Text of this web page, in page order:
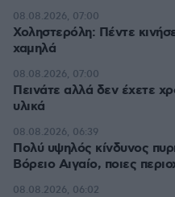
Χοληστερόλη: Πέντε
χαμηλά
08.08.2026, 07:00
Πεινάτε αλλά δεν έχετε
υλικά
08.08.2026, 07:00
Πολύ υψηλός κίνδυνος
Βόρειο Αιγαίο, ποιες
08.08.2026, 06:39
08.08.2026, 06:02